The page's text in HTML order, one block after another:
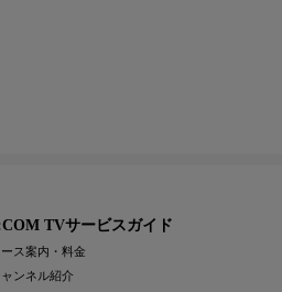
TVサービスガイド
ース案内・料金
ャンネル紹介